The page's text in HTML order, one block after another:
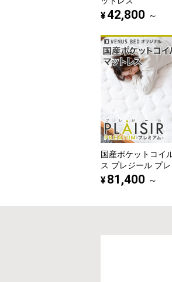
¥42,800 ～
国産ポケットコイ
ス プレジール プ
¥ 81,400 ～